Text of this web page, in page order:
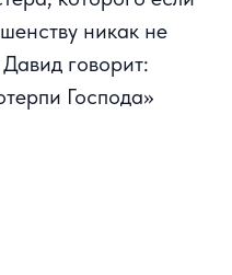
никак не
говорит:
Господа»